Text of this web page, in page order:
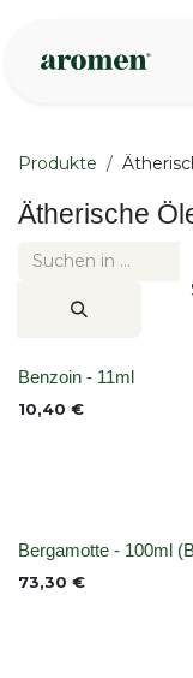
Produkte
Ätherische
None
Benzoin - 11ml
10,40 €
None
Bergamotte - 100ml
73,30 €